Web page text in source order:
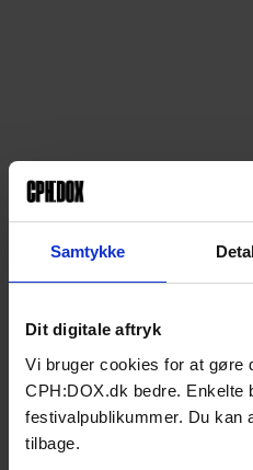
Samtykke
Dit digitale aftryk
Vi bruger cookies for at gøre
CPH:DOX.dk bedre. Enkelte
festivalpublikummer. Du
tilbage.